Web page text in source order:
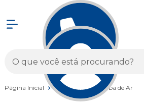
Página Inicial Acessórios Bomba de Ar